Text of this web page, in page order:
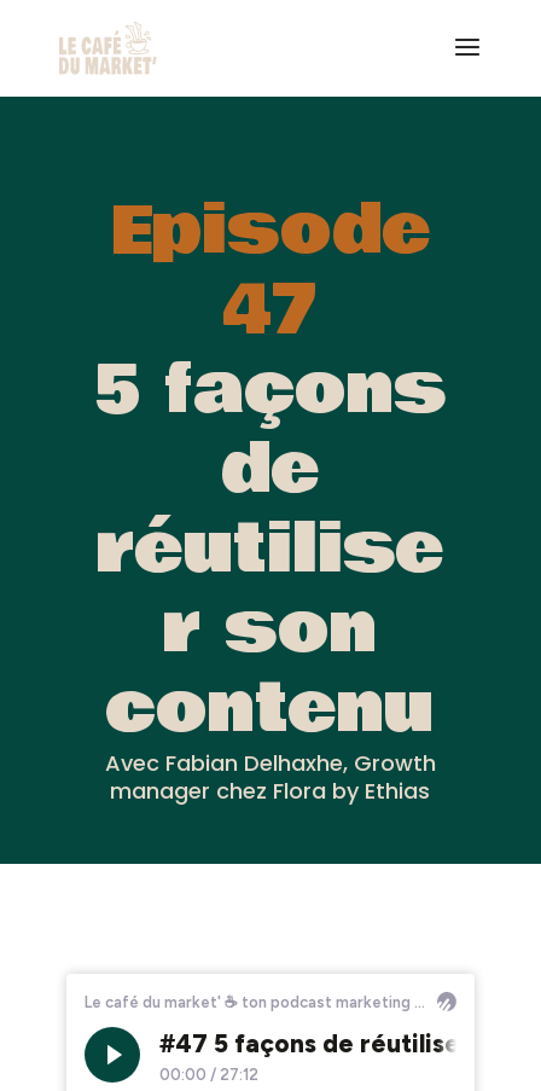
Episode
47
5 façons
de
réutilise
r son
contenu
Avec Fabian Delhaxhe, Growth
manager chez Flora by Ethias